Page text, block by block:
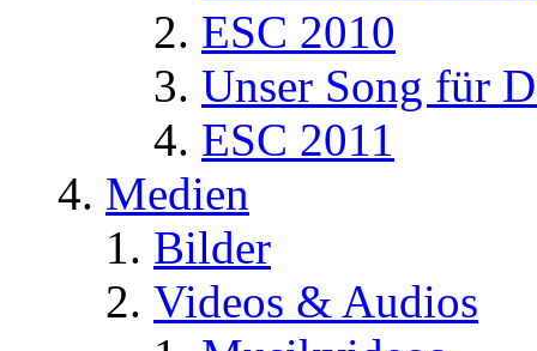
ESC 2010
Unser Song für
ESC 2011
Medien
Bilder
Videos & Audios